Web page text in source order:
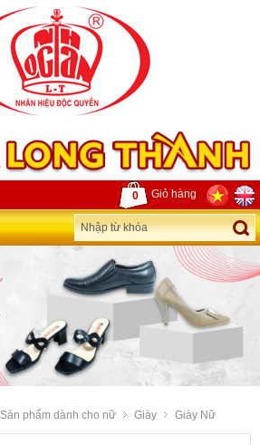
0 Giỏ hàng
Sản phẩm dành cho nữ Giày Giày Nữ